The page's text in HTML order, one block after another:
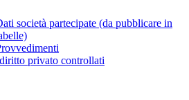
società partecipate (da pubblicare in
privato controllati